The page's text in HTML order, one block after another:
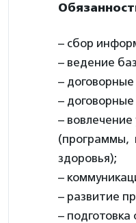
– сбор
– ведение
–
–
–
(программы,
здоровья);
–
– развитие
–